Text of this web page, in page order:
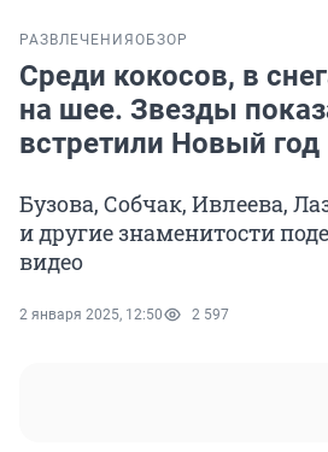
РАЗВЛЕЧЕНИЯ ОБЗОР
Среди кокосов, в
на шее. Звезды
встретили Новый год
Бузова, Собчак, Ивлеева,
и другие знаменитости
видео
2 января 2025, 12:50 2 597